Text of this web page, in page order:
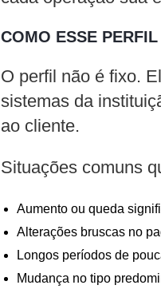
COMO ESSE
O perfil não é fixo.
sistemas da
ao cliente.
Situações comuns
Aumento ou queda
Alterações bruscas no
Longos períodos de
Mudança no tipo